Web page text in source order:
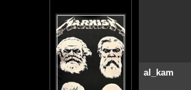
al_kam